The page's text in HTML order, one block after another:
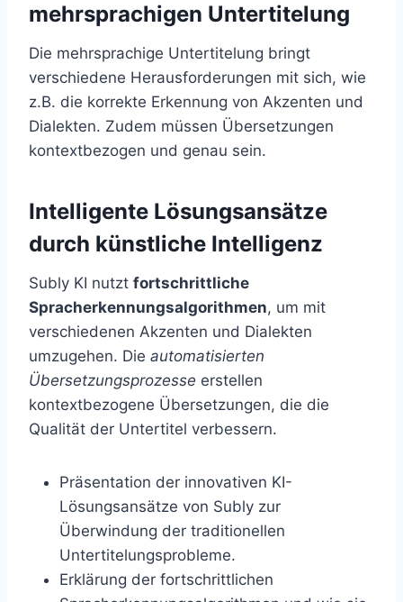
mehrsprachigen Untertitelung
Die mehrsprachige Untertitelung bringt
verschiedene Herausforderungen mit sich, wie
z.B. die korrekte Erkennung von Akzenten und
Dialekten. Zudem müssen Übersetzungen
kontextbezogen und genau sein.
Intelligente Lösungsansätze
durch künstliche Intelligenz
Subly KI nutzt fortschrittliche
Spracherkennungsalgorithmen, um mit
verschiedenen Akzenten und Dialekten
umzugehen. Die automatisierten
Übersetzungsprozesse erstellen
kontextbezogene Übersetzungen, die die
Qualität der Untertitel verbessern.
Präsentation der innovativen KI-
Lösungsansätze von Subly zur
Überwindung der traditionellen
Untertitelungsprobleme.
Erklärung der fortschrittlichen